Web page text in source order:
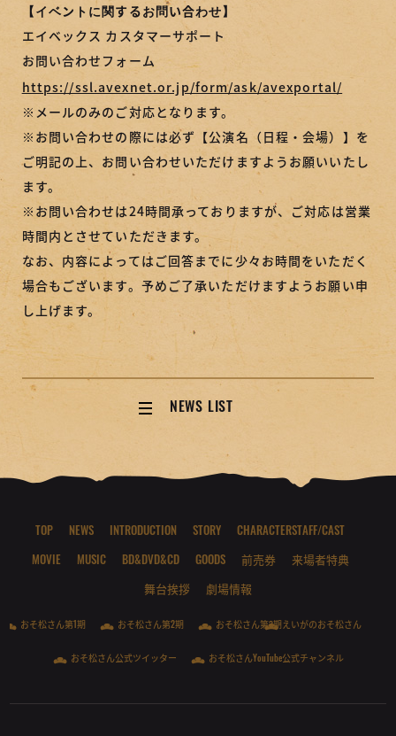
【イベントに関するお問い合わせ】
エイベックス カスタマーサポート
お問い合わせフォーム
https://ssl.avexnet.or.jp/form/ask/avexportal/
※メールのみのご対応となります。
※お問い合わせの際には必ず【公演名（日程・会場）】を
ご明記の上、お問い合わせいただけますようお願いいたし
ます。
※お問い合わせは24時間承っておりますが、ご対応は営業
時間内とさせていただきます。
なお、内容によってはご回答までに少々お時間をいただく
場合もございます。予めご了承いただけますようお願い申
し上げます。
NEWS LIST
TOP NEWS INTRODUCTION STORY CHARACTERSTAFF/CAST
MOVIE MUSIC BD&DVD&CD GOODS 前売券 来場者特典
舞台挨拶 劇場情報
おそ松さん第1期 おそ松さん第2期 おそ松さん第3期 えいがのおそ松さん
おそ松さん公式ツイッター おそ松さんYouTube公式チャンネル